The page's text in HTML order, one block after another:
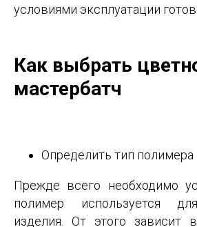
условиями эксплуатации
Как выбрать
мастербатч
Определить тип полимера
Прежде всего необходимо
полимер используется
изделия. От этого зависит